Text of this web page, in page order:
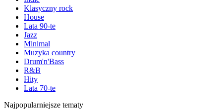
Klasyczny rock
House
Lata 90-te
Jazz
Minimal
Muzyka country
Drum'n'Bass
R&B
Hity
Lata 70-te
Najpopularniejsze tematy